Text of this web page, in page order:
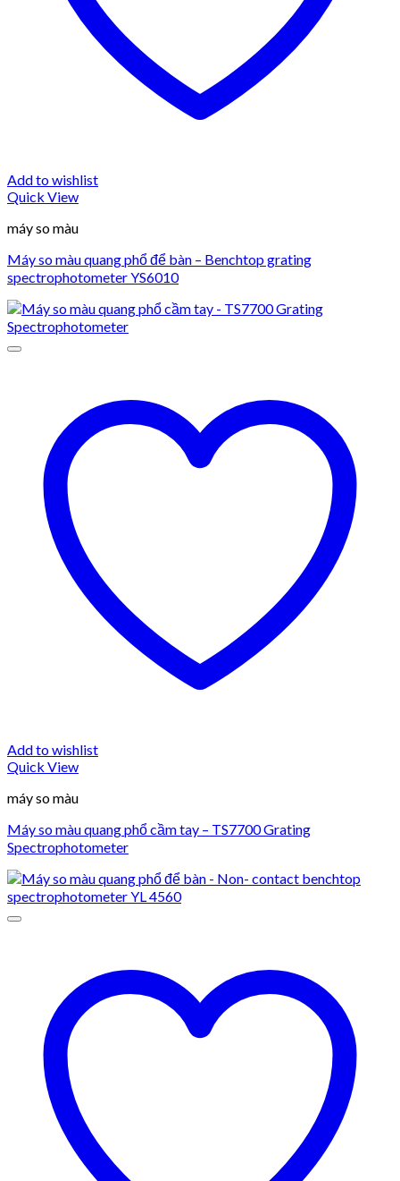
Add to wishlist
Quick View
máy so màu
Máy so màu quang phổ để bàn – Benchtop grating
spectrophotometer YS6010
Add to wishlist
Quick View
máy so màu
Máy so màu quang phổ cầm tay – TS7700 Grating
Spectrophotometer